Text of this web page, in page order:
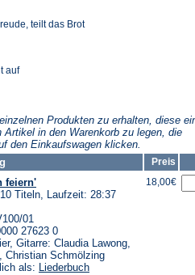
teilt das Brot
auf
Produkten zu erhalten, diese
in den Warenkorb zu legen, die
den Einkaufswagen klicken.
Preis
feiern'
Titeln, Laufzeit: 28:37
01
27623 0
Gitarre: Claudia Lawong,
Christian Schmölzing
als: Liederbuch
18,00€